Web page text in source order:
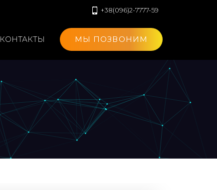
+38(096)2-7777-59
КОНТАКТЫ МЫ ПОЗВОНИМ